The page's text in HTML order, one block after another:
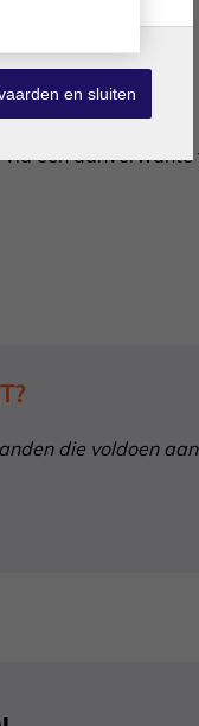
een
die voldoen
en sluiten